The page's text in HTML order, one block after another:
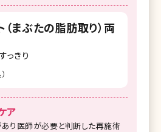
ック 鹿児島中央院
まぶたの脂肪取り）両
っきり
ア
あり医師が必要と判断した再施術